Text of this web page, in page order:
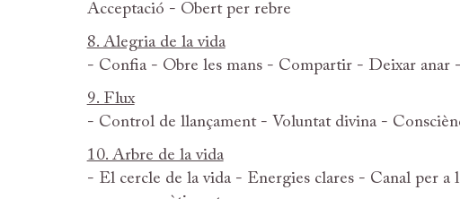
Acceptació - Obert per rebre
8. Alegria de la vida
- Confia - Obre les mans - Compartir - Deixar anar
9. Flux
- Control de llançament - Voluntat divina -
10. Arbre de la vida
- El cercle de la vida - Energies clares - Canal per